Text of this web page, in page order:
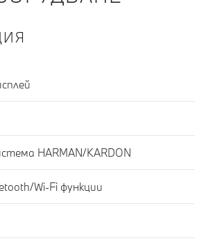
HARMAN/KARDON
Wi-Fi функции